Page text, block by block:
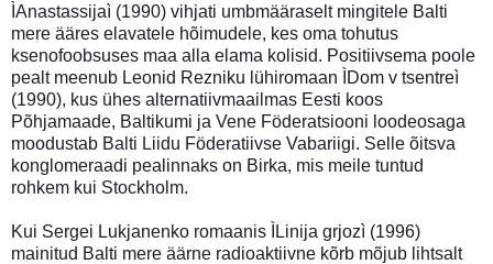
ÌAnastassijaì (1990) vihjati umbmääraselt mingitele Balti
mere ääres elavatele hõimudele, kes oma tohutus
ksenofoobsuses maa alla elama kolisid. Positiivsema poole
pealt meenub Leonid Rezniku lühiromaan ÌDom v tsentreì
(1990), kus ühes alternatiivmaailmas Eesti koos
Põhjamaade, Baltikumi ja Vene Föderatsiooni loodeosaga
moodustab Balti Liidu Föderatiivse Vabariigi. Selle õitsva
konglomeraadi pealinnaks on Birka, mis meile tuntud
rohkem kui Stockholm.
Kui Sergei Lukjanenko romaanis ÌLinija grjozì (1996)
mainitud Balti mere äärne radioaktiivne kõrb mõjub lihtsalt